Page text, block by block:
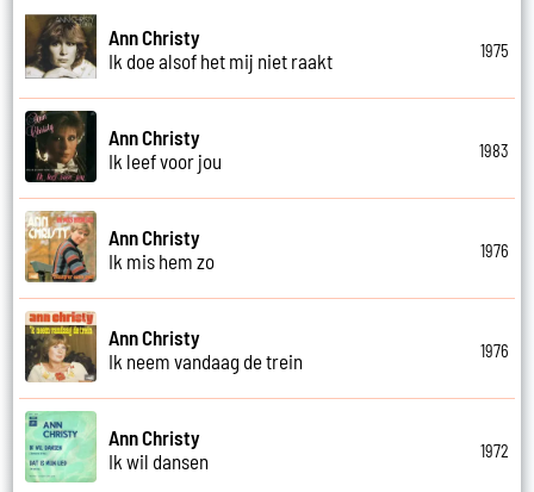
Ann Christy
Ik doe alsof het mij niet raakt
1975
Ann Christy
Ik leef voor jou
1983
Ann Christy
Ik mis hem zo
1976
Ann Christy
Ik neem vandaag de trein
1976
Ann Christy
Ik wil dansen
1972